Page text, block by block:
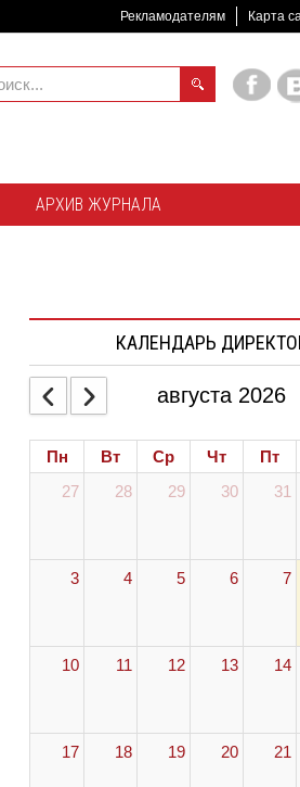
Рекламодателям Карта
АРХИВ ЖУРНАЛА
КАЛЕНДАРЬ
августа 2026
Пн Вт Ср Чт Пт
27
28 29 30 31
3 4 5 6 7
10 11 12 13 14
17 18 19 20 21